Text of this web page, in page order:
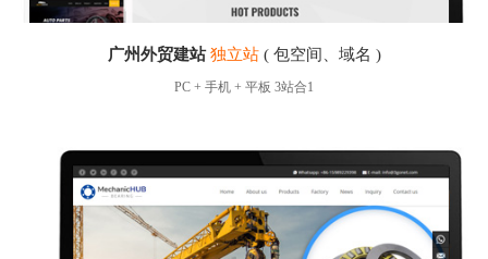
广州外贸建站 独立站( 包空间、域名 )
PC + 手机 + 平板 3站合1